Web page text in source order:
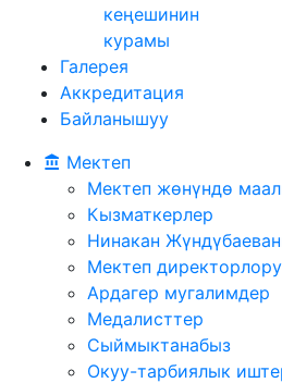
кеңешинин
курамы
Галерея
Аккредитация
Байланышуу
Мектеп
Мектеп жөнүндө
Кызматкерлер
Нинакан
Мектеп директорлору
Ардагер мугалимдер
Медалисттер
Сыймыктанабыз
Окуу-тарбиялык